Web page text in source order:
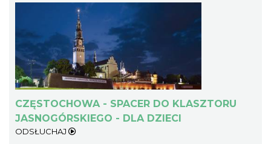
CZĘSTOCHOWA - SPACER DO KLASZTORU
JASNOGÓRSKIEGO - DLA DZIECI
ODSŁUCHAJ